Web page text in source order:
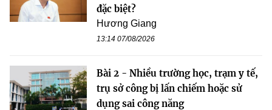
đặc biệt?
Hương Giang
13:14 07/08/2026
Bài 2 - Nhiều trường học, trạm y tế,
trụ sở công bị lấn chiếm hoặc sử
dụng sai công năng